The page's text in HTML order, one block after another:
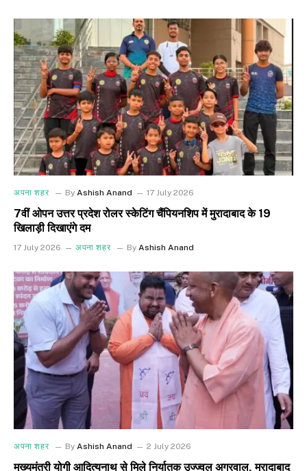
अपना शहर By Ashish Anand 17 July 2026
7वीं ओपन उत्तर प्रदेश रोलर स्केटिंग चैंपियनशिप में मुरादाबाद के 19
खिलाड़ी दिखाएंगे दम
17 July 2026 अपना शहर By Ashish Anand
अपना शहर By Ashish Anand 2 July 2026
मुख्यमंत्री योगी आदित्यनाथ से मिले निर्यातक उज्ज्वल अग्रवाल, मुरादाबाद